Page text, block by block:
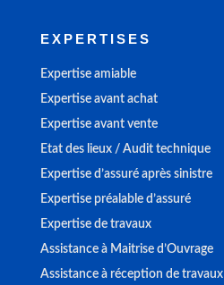
EXPERTISES
Expertise amiable
Expertise avant achat
Expertise avant vente
Etat des lieux / Audit technique
Expertise d’assuré après sinistre
Expertise préalable d’assuré
Expertise de travaux
Assistance à Maitrise d’Ouvrage
Assistance à réception de travaux